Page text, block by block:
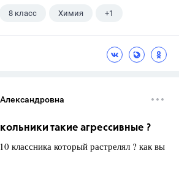
8 класс Химия +1
такие агрессивные ?
классника который растрелял ? как вы